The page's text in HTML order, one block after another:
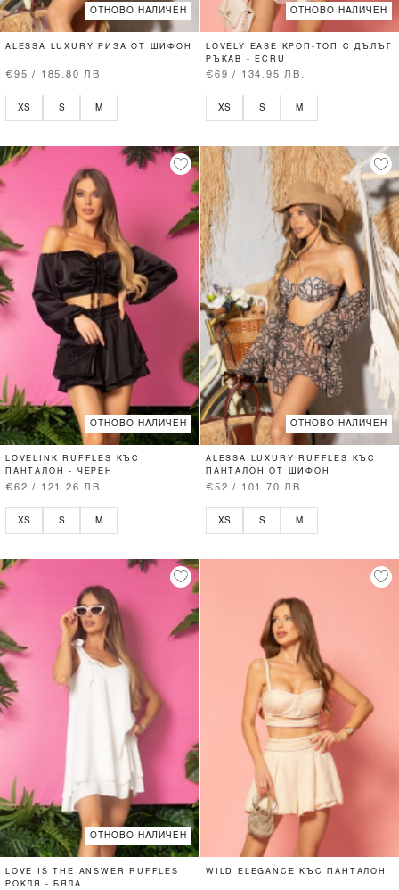
ОТНОВО НАЛИЧЕН
ALESSA LUXURY РИЗА ОТ ШИФОН
€95 / 185.80 ЛВ.
XS S M
ОТНОВО НАЛИЧЕН
LOVELY EASE КРОП-ТОП С ДЪЛЪГ
РЪКАВ - ECRU
€69 / 134.95 ЛВ.
XS S M
ОТНОВО НАЛИЧЕН
LOVELINK RUFFLES КЪС
ПАНТАЛОН - ЧЕРЕН
€62 / 121.26 ЛВ.
XS S M
ОТНОВО НАЛИЧЕН
ALESSA LUXURY RUFFLES КЪС
ПАНТАЛОН ОТ ШИФОН
€52 / 101.70 ЛВ.
XS S M
ОТНОВО НАЛИЧЕН
LOVE IS THE ANSWER RUFFLES
РОКЛЯ - БЯЛА
WILD ELEGANCE КЪС ПАНТАЛОН